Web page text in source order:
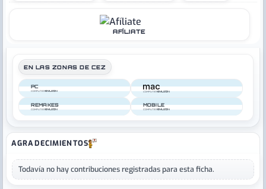
AFÍLIATE
EN LAS ZONAS DE CEZ
PC
COMPUTER COMPUTER
REMAKES
COMPUTER
MOBILE
COMPUTER
AGRADECIMIENTOS
Todavía no hay contribuciones registradas para esta ficha.